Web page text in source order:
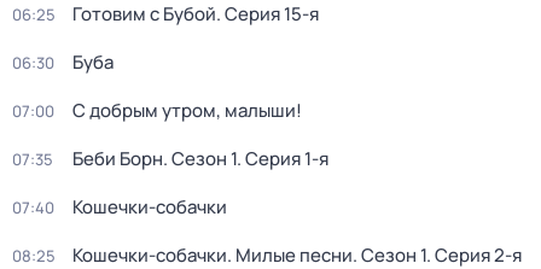
06:25 Готовим с Бубой. Серия 15-я
06:30 Буба
07:00 С добрым утром, малыши!
07:35 Беби Борн. Сезон 1. Серия 1-я
07:40 Кошечки-собачки
08:25 Кошечки-собачки. Милые песни. Сезон 1. Серия 2-я